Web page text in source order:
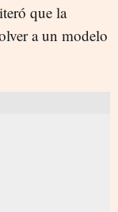
que la
a un modelo